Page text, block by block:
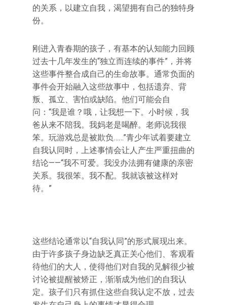
的关系，以建立自我，渴望拥有自己的独特身
份。
刚进入青春期的孩子，有基本的认知能力回顾
过去十几年发生的“独立而连续的事件”，并将
这些事件整合成自己的生命故事。通常负面的
事件会开始融入这些故事中，包括遗弃、背
叛、孤立、害怕或缺陷。他们可能会自
问：“我是谁？哦，让我想一下。小时候，我
爸从来不陪我。我妈老是喝醉。老师说我很
笨。玩游戏总是被欺负……”青少年试着要建立
自我认同时，上述事情会让人产生严重扭曲的
结论——“我不可爱。我没办法拥有健康的亲密
关系。我很笨。我不配。我就该被这样对
待。”
这些结论通常以“自我认同”的形式展现出来。
由于许多孩子身边缺乏真正关心他们、客观看
待他们的大人，使得他们对自我的见解很少被
讨论被提醒被矫正，渐渐成为他们的自我认
定。孩子们只有抓住这些自我认定不放，过去